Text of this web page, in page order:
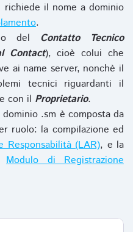
il nome a dominio
.
del Contatto Tecnico
Contact), cioè colui che
ai name server, nonchè il
tecnici riguardanti il
con il Proprietario.
.sm è composta da
ruolo: la compilazione ed
Responsabilità (LAR), e la
Modulo di Registrazione